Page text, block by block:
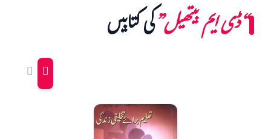
“ڈی ایم بیتھیل”کی کتابیں